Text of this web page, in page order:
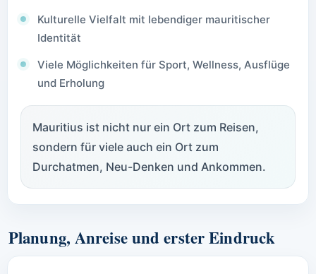
Kulturelle Vielfalt mit lebendiger mauritischer
Identität
Viele Möglichkeiten für Sport, Wellness, Ausflüge
und Erholung
Mauritius ist nicht nur ein Ort zum Reisen,
sondern für viele auch ein Ort zum
Durchatmen, Neu-Denken und Ankommen.
Planung, Anreise und erster Eindruck